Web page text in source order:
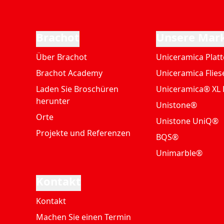
Über Brachot
Brachot Academy
Laden Sie Broschüren
herunter
Orte
Projekte und Referenzen
Uniceramica
Uniceramica
Uniceramica® XL
Unistone®
Unistone UniQ®
BQS®
Unimarble®
Kontakt
Machen Sie einen Termin